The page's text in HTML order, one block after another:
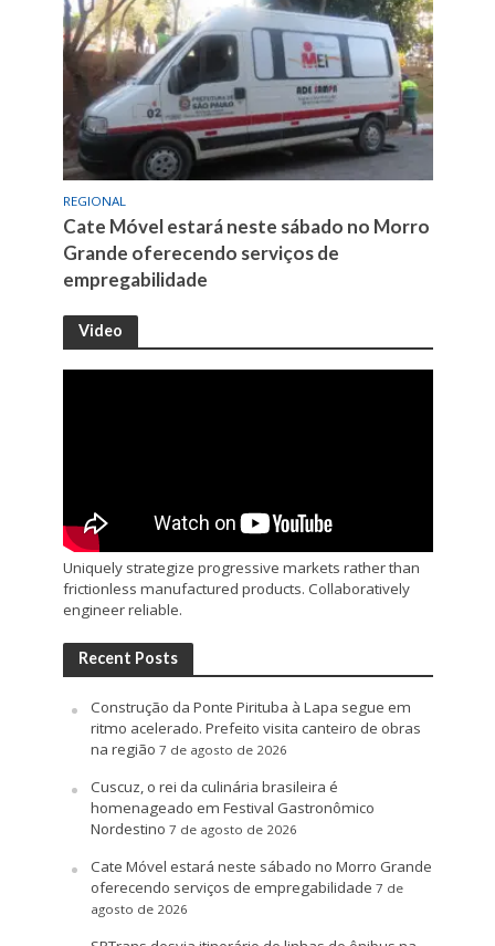
REGIONAL
Cate Móvel estará neste sábado no Morro
Grande oferecendo serviços de
empregabilidade
Video
Uniquely strategize progressive markets rather than
frictionless manufactured products. Collaboratively
engineer reliable.
Recent Posts
Construção da Ponte Pirituba à Lapa segue em
ritmo acelerado. Prefeito visita canteiro de obras
na região 7 de agosto de 2026
Cuscuz, o rei da culinária brasileira é
homenageado em Festival Gastronômico
Nordestino 7 de agosto de 2026
Cate Móvel estará neste sábado no Morro Grande
oferecendo serviços de empregabilidade 7 de
agosto de 2026